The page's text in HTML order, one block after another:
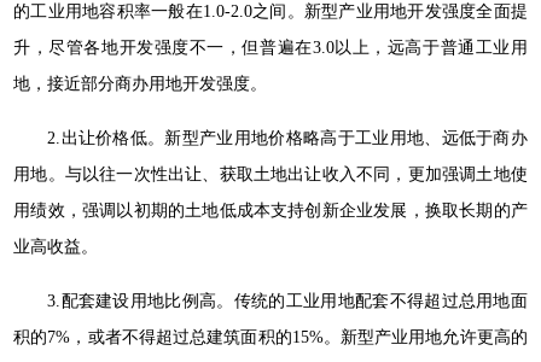
的工业用地容积率一般在1.0-2.0之间。新型产业用地开发强度全面提
升，尽管各地开发强度不一，但普遍在3.0以上，远高于普通工业用
地，接近部分商办用地开发强度。
2.出让价格低。新型产业用地价格略高于工业用地、远低于商办
用地。与以往一次性出让、获取土地出让收入不同，更加强调土地使
用绩效，强调以初期的土地低成本支持创新企业发展，换取长期的产
业高收益。
3.配套建设用地比例高。传统的工业用地配套不得超过总用地面
积的7%，或者不得超过总建筑面积的15%。新型产业用地允许更高的